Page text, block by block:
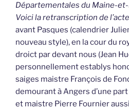
Départementales du Maine-et-
Voici la retranscription de l’acte
avant Pasques (calendrier
nouveau style), en la cour du
droict par devant nous (Jean
personnellement establys
saiges maistre François de
demourant à Angers d’une part
et maistre Pierre Fournier